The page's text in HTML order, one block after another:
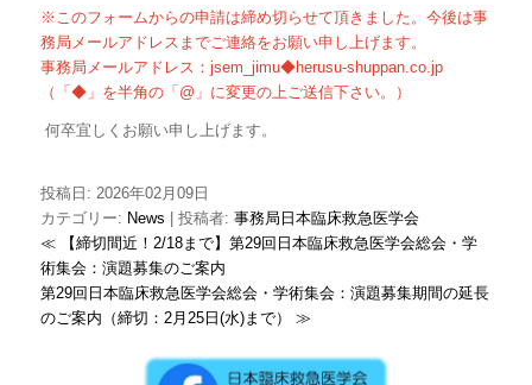
※このフォームからの申請は締め切らせて頂きました。今後は事
務局メールアドレスまでご連絡をお願い申し上げます。
事務局メールアドレス：jsem_jimu◆herusu-shuppan.co.jp
（「◆」を半角の「@」に変更の上ご送信下さい。）
何卒宜しくお願い申し上げます。
投稿日: 2026年02月09日
カテゴリー: News | 投稿者: 事務局日本臨床救急医学会
≪ 【締切間近！2/18まで】第29回日本臨床救急医学会総会・学
術集会：演題募集のご案内
第29回日本臨床救急医学会総会・学術集会：演題募集期間の延長
のご案内（締切：2月25日(水)まで） ≫